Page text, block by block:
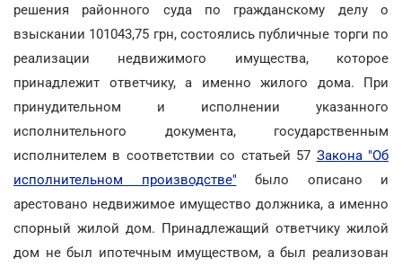
решения районного суда по гражданскому делу о
взыскании 101043,75 грн, состоялись публичные торги по
реализации недвижимого имущества, которое
принадлежит ответчику, а именно жилого дома. При
принудительном и исполнении указанного
исполнительного документа, государственным
исполнителем в соответствии со статьей 57 Закона "Об
исполнительном производстве" было описано и
арестовано недвижимое имущество должника, а именно
спорный жилой дом. Принадлежащий ответчику жилой
дом не был ипотечным имуществом, а был реализован